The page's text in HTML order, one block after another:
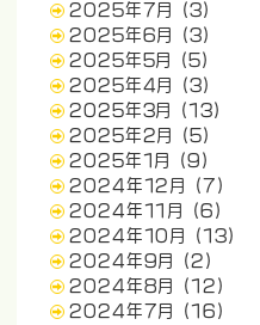
2025年7月
(3)
2025年6月
(3)
2025年5月
(5)
2025年4月
(3)
2025年3月
(13)
2025年2月
(5)
2025年1月
(9)
2024年12月
(7)
2024年11月
(6)
2024年10月
(13)
2024年9月
(2)
2024年8月
(12)
2024年7月
(16)